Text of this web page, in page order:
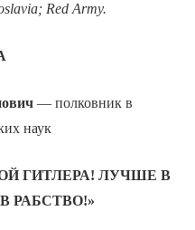
Red Army.
— полковник в
наук
ГИТЛЕРА! ЛУЧШЕ В
РАБСТВО!»